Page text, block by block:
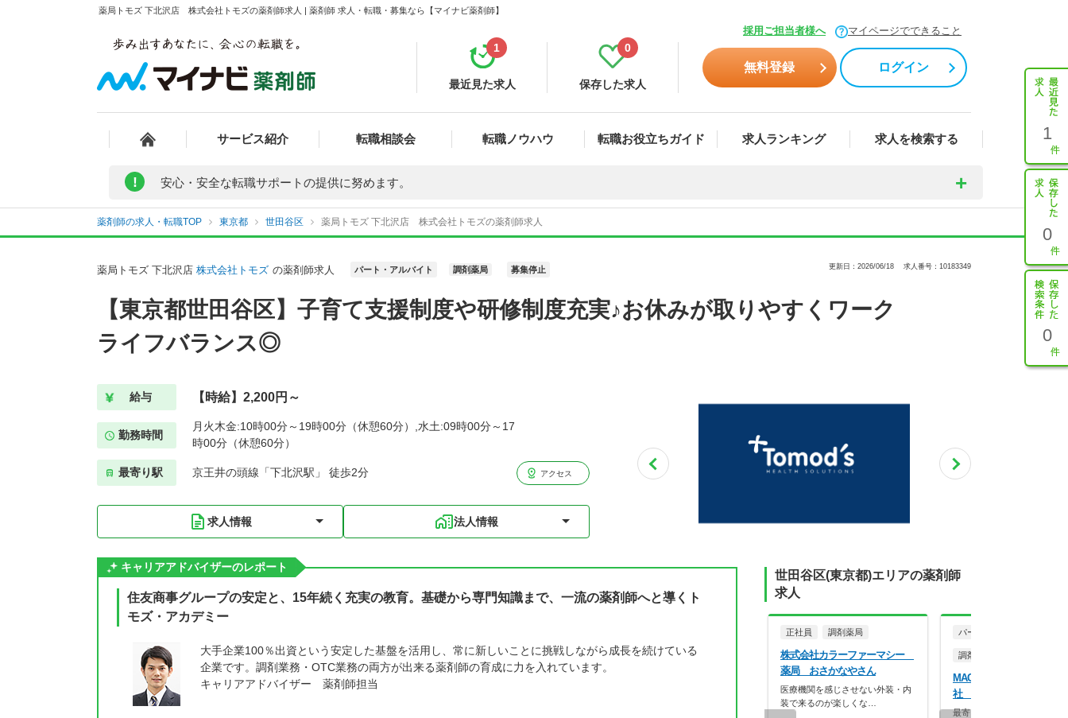
薬局トモズ 下北沢店 株式会社トモズの薬剤師求人 | 薬剤師 求人・転職・募集なら【マイナビ薬剤師】
採用ご担当者様へ マイページでできること
最近見た求人
1
保存した求人
0
無料登録 ログイン
サービス紹介 転職相談会 転職ノウハウ 転職お役立ちガイド 求人ランキング 求人を検索する 1
0
0
! 安心・安全な転職サポートの提供に努めます。
薬剤師の求人・転職TOP 東京都 世田谷区 薬局トモズ 下北沢店 株式会社トモズの薬剤師求人
薬局トモズ 下北沢店 株式会社トモズ の薬剤師求人 パート・アルバイト 調剤薬局 募集停止 更新日：2026/06/18 求人番号：10183349
【東京都世田谷区】子育て支援制度や研修制度充実♪お休みが取りやすくワーク
ライフバランス◎
給与 【時給】2,200円～
勤務時間
月火木金:10時00分～19時00分（休憩60分）,水土:09時00分～17
時00分（休憩60分）
最寄り駅 京王井の頭線「下北沢駅」 徒歩2分 アクセス
求人情報 法人情報
キャリアアドバイザーのレポート
住友商事グループの安定と、15年続く充実の教育。基礎から専門知識まで、一流の薬剤師へと導くト
モズ・アカデミー
大手企業100％出資という安定した基盤を活用し、常に新しいことに挑戦しながら成長を続けている
企業です。調剤業務・OTC業務の両方が出来る薬剤師の育成に力を入れています。
キャリアアドバイザー 薬剤師担当
世田谷区(東京都)エリアの薬剤師
求人
正社員 調剤薬局
株式会社カラーファーマシー
薬局 おさかなやさん
医療機関を感じさせない外装・内
装で来るのが楽しくな…
パート・アルバイト
調剤薬局
MACホールディングス株
社 れんげ薬局 世田谷中
最寄り駅から徒歩約10分！